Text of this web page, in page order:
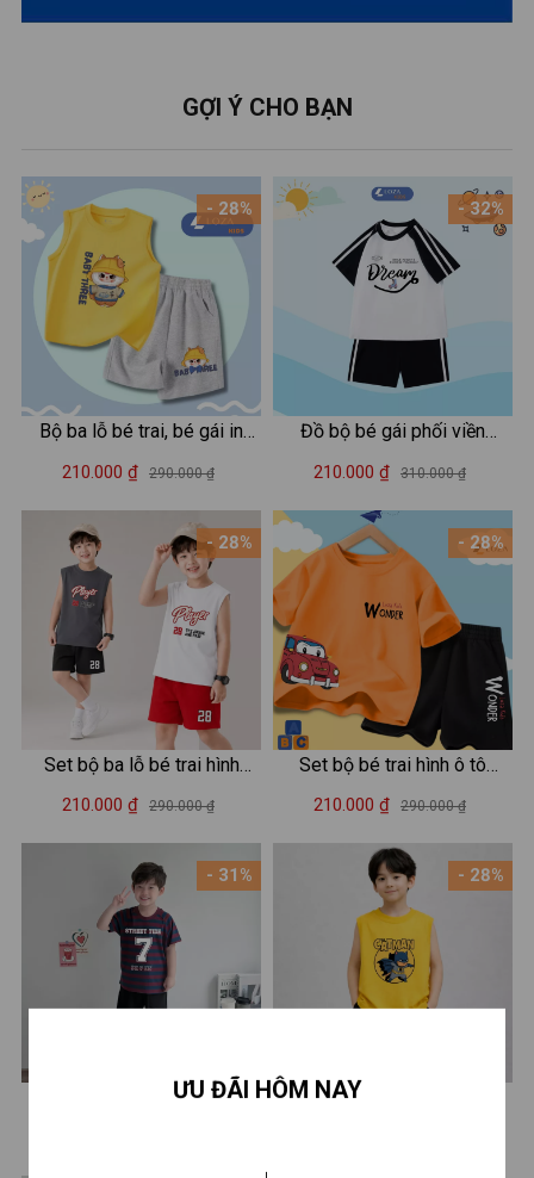
GỢI Ý CHO BẠN
- 28%
Bộ ba lỗ bé trai, bé gái in
hình Baby Three - Loza Kids
210.000 ₫ 290.000 ₫
- 28%
Set bộ ba lỗ bé trai hình
"Player 28 Awake and Pray"
210.000 ₫ 290.000 ₫
- 31%
Đồ bộ kẻ bé trai hình số 7-
- 32%
Đồ bộ bé gái phối viền
Dream - Quần áo cho bé
Kids BF311
210.000 ₫ 310.000 ₫
- 28%
Set bộ bé trai hình ô tô
Wonder - LOZA SB295
210.000 ₫ 290.000 ₫
- 28%
Set bộ ba lỗ bé trai hình
ƯU ĐÃI HÔM NAY